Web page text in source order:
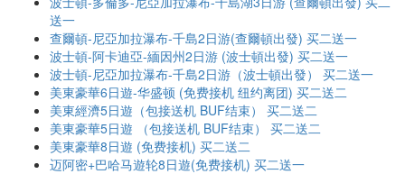
送一
查爾頓-尼亞加拉瀑布-千島2日游(查爾頓出發) 买二送一
波士頓-阿卡迪亞-緬因州2日游 (波士頓出發) 买二送一
波士頓-尼亞加拉瀑布-千島2日游（波士頓出發） 买二送一
美東豪華6日遊-华盛顿 (免费接机 纽约离团) 买二送二
美東經濟5日遊（包接送机 BUF结束） 买二送二
美東豪華5日遊 （包接送机 BUF结束） 买二送二
美東豪華8日遊 (免费接机) 买二送二
迈阿密+巴哈马遊轮8日遊(免费接机) 买二送一